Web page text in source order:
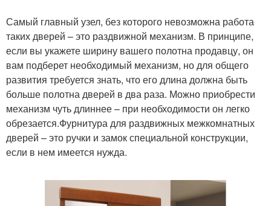
Самый главный узел, без которого невозможна работа
таких дверей – это раздвижной механизм. В принципе,
если вы укажете ширину вашего полотна продавцу, он
вам подберет необходимый механизм, но для общего
развития требуется знать, что его длина должна быть
больше полотна дверей в два раза. Можно приобрести
механизм чуть длиннее – при необходимости он легко
обрезается.Фурнитура для раздвижных межкомнатных
дверей – это ручки и замок специальной конструкции,
если в нем имеется нужда.